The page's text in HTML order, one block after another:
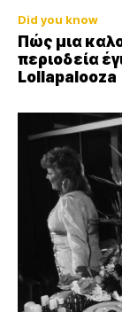
Did you know
Πώς μια
περιοδεία
Lollapalooza